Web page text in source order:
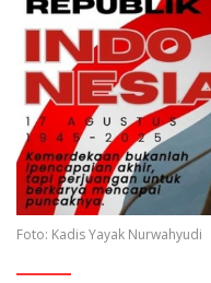
Foto: Kadis Yayak Nurwahyudi